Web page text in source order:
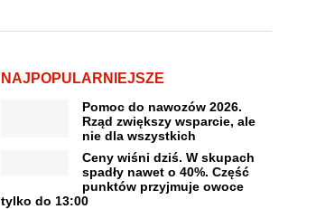
NAJPOPULARNIEJSZE
Pomoc do nawozów 2026.
Rząd zwiększy wsparcie, ale
nie dla wszystkich
Ceny wiśni dziś. W skupach
spadły nawet o 40%. Część
punktów przyjmuje owoce
tylko do 13:00